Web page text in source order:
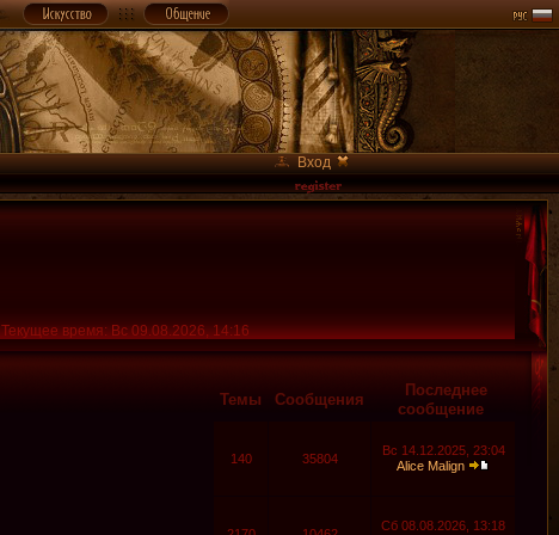
Вход
Текущее время: Вс 09.08.2026, 14:16
Темы Сообщения
Последнее
сообщение
140 35804
Вс 14.12.2025, 23:04
Alice Malign
Сб 08.08.2026, 13:18